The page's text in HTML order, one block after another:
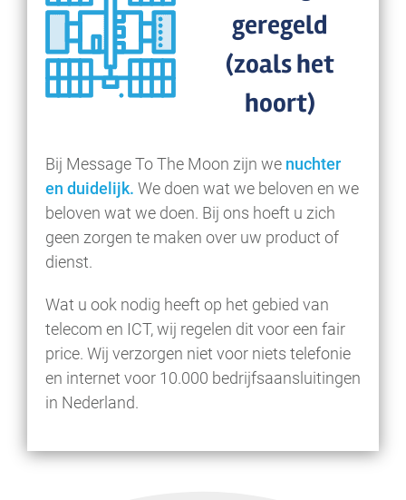
geregeld
(zoals het
hoort)
Bij Message To The Moon zijn we nuchter
en duidelijk. We doen wat we beloven en we
beloven wat we doen. Bij ons hoeft u zich
geen zorgen te maken over uw product of
dienst.
Wat u ook nodig heeft op het gebied van
telecom en ICT, wij regelen dit voor een fair
price. Wij verzorgen niet voor niets telefonie
en internet voor 10.000 bedrijfsaansluitingen
in Nederland.